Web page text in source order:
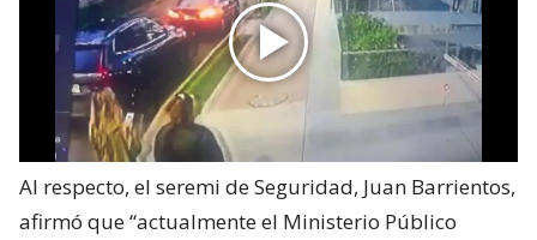
Al respecto, el seremi de Seguridad, Juan Barrientos,
afirmó que “actualmente el Ministerio Público